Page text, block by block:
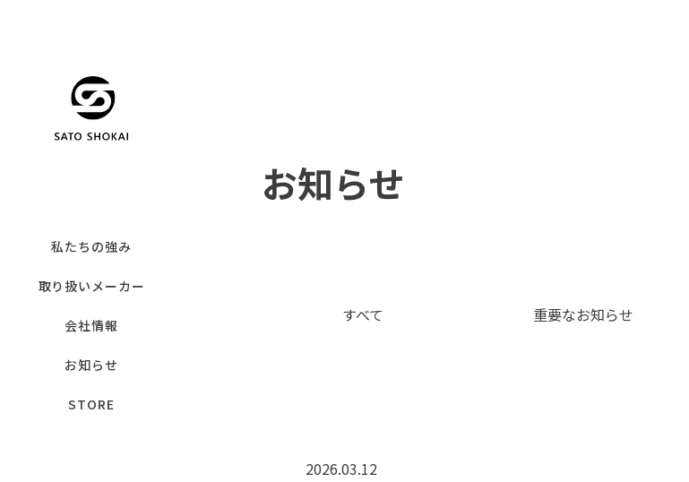
私たちの強み
取り扱いメーカー
会社情報
お知らせ
STORE
お知らせ
すべて 重要なお知らせ
2026.03.12